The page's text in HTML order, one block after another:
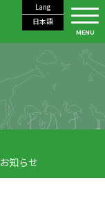
Lang
日本語
MENU
知らせ